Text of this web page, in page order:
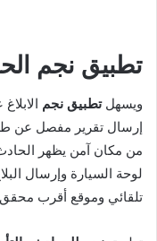
تطبيق نجم
ويسهل تطبيق نجم
إرسال تقرير مفصل عن
من مكان آمن يظهر
لوحة السيارة وإرسال
تلقائي وموقع أقرب